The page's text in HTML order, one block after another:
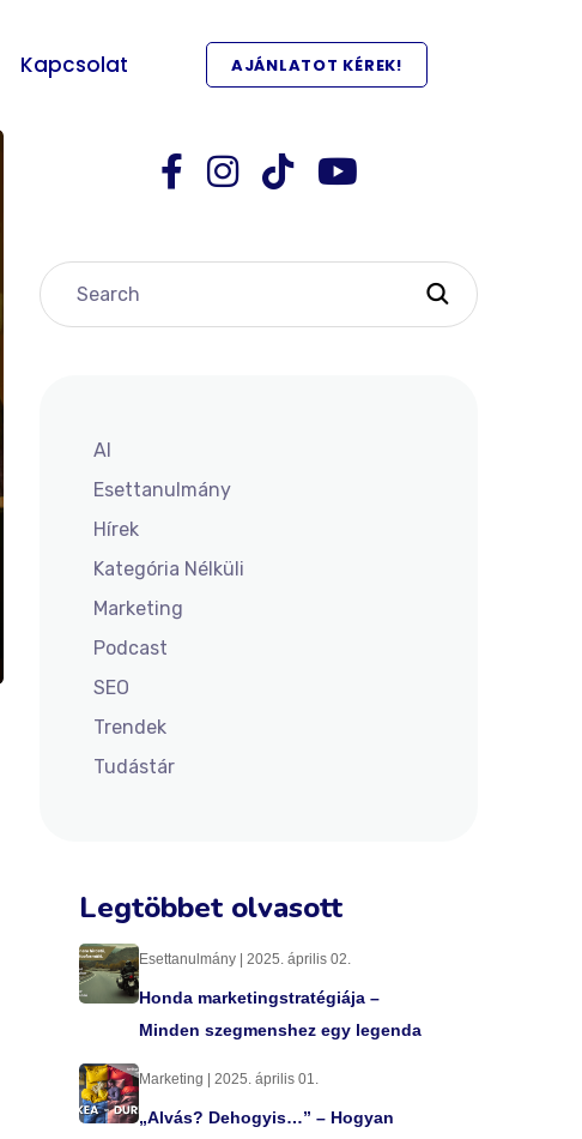
Kapcsolat AJÁNLATOT KÉREK!
AI
Esettanulmány
Hírek
Kategória Nélküli
Marketing
Podcast
SEO
Trendek
Tudástár
Legtöbbet olvasott
Esettanulmány | 2025. április 02.
Honda marketingstratégiája –
Minden szegmenshez egy legenda
Marketing | 2025. április 01.
„Alvás? Dehogyis…” – Hogyan